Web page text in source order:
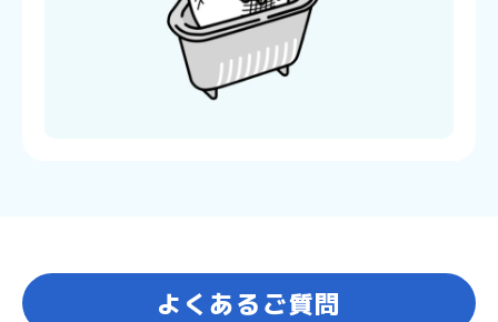
よくあるご質問